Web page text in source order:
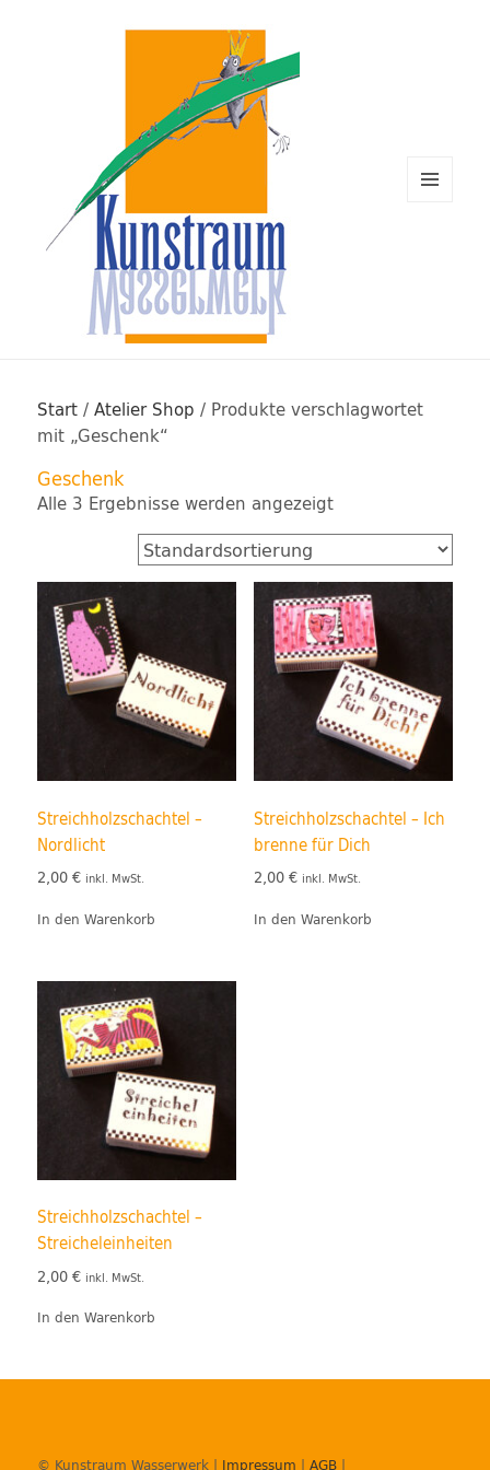
Start /Atelier Shop / Produkte verschlagwortet
mit „Geschenk“
Geschenk
Alle 3 Ergebnisse werden angezeigt
Streichholzschachtel –
Nordlicht
2,00€ inkl. MwSt.
In den Warenkorb
Streichholzschachtel – Ich
brenne für Dich
2,00 € inkl. MwSt.
In den Warenkorb
Streichholzschachtel –
Streicheleinheiten
2,00€ inkl. MwSt.
In den Warenkorb
© Kunstraum Wasserwerk | Impressum |AGB |